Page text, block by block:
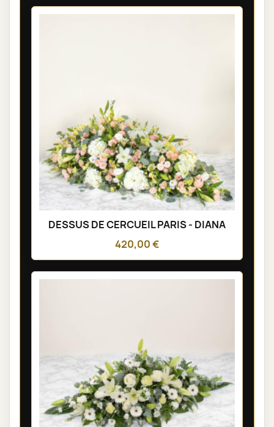
DESSUS DE CERCUEIL PARIS - DIANA
420,00 €